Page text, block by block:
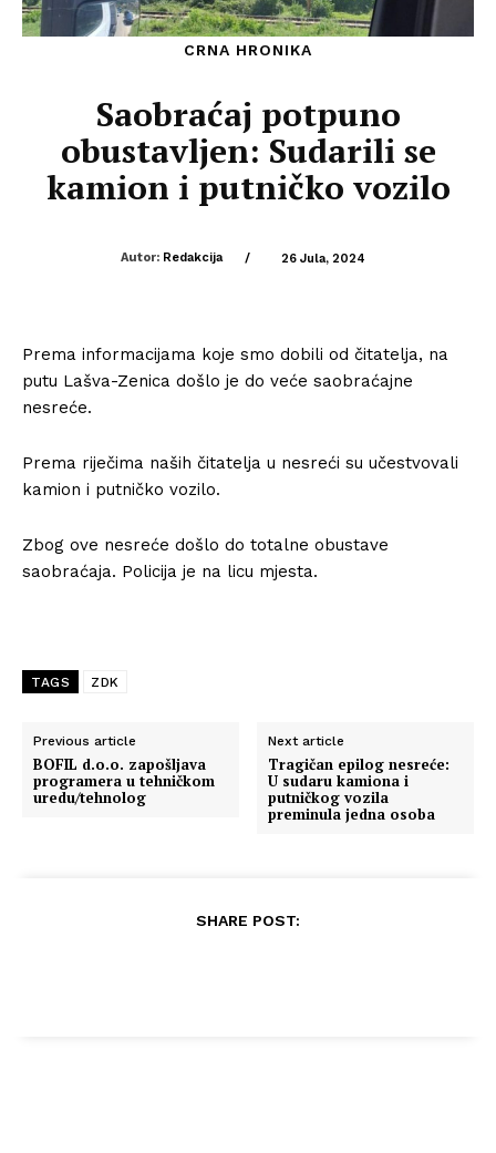
CRNA HRONIKA
Saobraćaj potpuno
obustavljen: Sudarili se
kamion i putničko vozilo
Autor: Redakcija / 26 Jula, 2024
Prema informacijama koje smo dobili od čitatelja, na
putu Lašva-Zenica došlo je do veće saobraćajne
nesreće.
Prema riječima naših čitatelja u nesreći su učestvovali
kamion i putničko vozilo.
Zbog ove nesreće došlo do totalne obustave
saobraćaja. Policija je na licu mjesta.
TAGS ZDK
Previous article
BOFIL d.o.o. zapošljava
programera u tehničkom
uredu/tehnolog
Next article
Tragičan epilog nesreće:
U sudaru kamiona i
putničkog vozila
preminula jedna osoba
SHARE POST: